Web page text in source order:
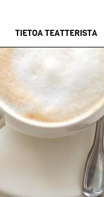
TIETOA TEATTERISTA